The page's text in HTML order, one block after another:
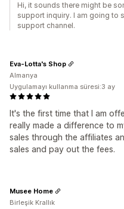
Hi, it sounds there might be
support inquiry. I am going to
support channel.
It's the first time that I am
really made a difference to
sales through the affiliates
sales and pay out the fees.
Eva-Lotta's Shop
Almanya
Uygulamayı kullanma süresi:3 ay
Musee Home
Birleşik Krallık